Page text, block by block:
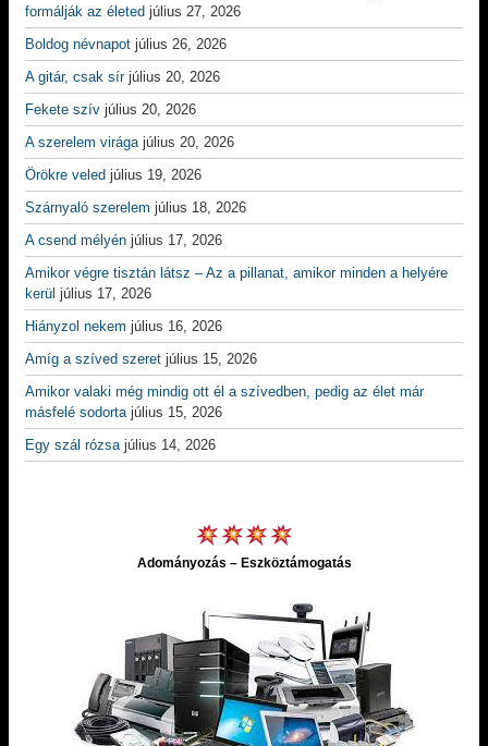
formálják az életed július 27, 2026
Boldog névnapot július 26, 2026
A gitár, csak sír július 20, 2026
Fekete szív július 20, 2026
A szerelem virága július 20, 2026
Örökre veled július 19, 2026
Szárnyaló szerelem július 18, 2026
A csend mélyén július 17, 2026
Amikor végre tisztán látsz – Az a pillanat, amikor minden a helyére
kerül július 17, 2026
Hiányzol nekem július 16, 2026
Amíg a szíved szeret július 15, 2026
Amikor valaki még mindig ott él a szívedben, pedig az élet már
másfelé sodorta július 15, 2026
Egy szál rózsa július 14, 2026
Adományozás – Eszköztámogatás